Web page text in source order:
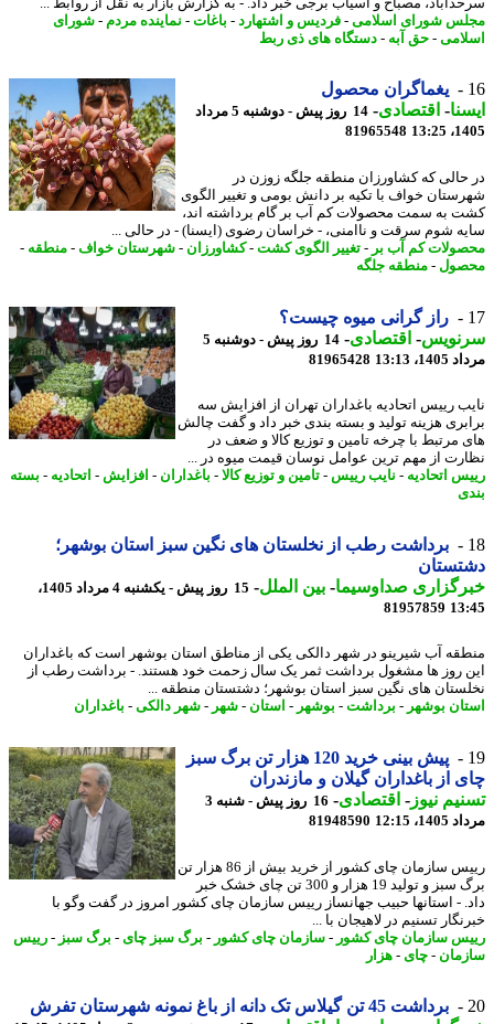
شورای اسلامی-فردیس و اشتهارد-باغات-نماینده مردم- شورای
-حق آبه- دستگاه های ذی ربط
یغماگران محصول
-اقتصادی-
14 روز پیش - دوشنبه 5 مرداد
81965548
که کشاورزان منطقه جلگه زوزن در
خواف با تکیه بر دانش بومی و تغییر الگوی
به سمت محصولات کم آب بر گام برداشته اند،
شوم سرقت و ناامنی، - خراسان رضوی (ایسنا) - در حالی ...
کم آب بر- تغییر الگوی کشت-کشاورزان - شهرستان خواف- منطقه-
-منطقه جلگه
راز گرانی میوه چیست؟
-اقتصادی-
14 روز پیش - دوشنبه 5
13:13
81965428
رییس اتحادیه باغداران تهران از افزایش سه
هزینه تولید و بسته بندی خبر داد و گفت چالش
مرتبط با چرخه تامین و توزیع کالا و ضعف در
از مهم ترین عوامل نوسان قیمت میوه در ...
اتحادیه-نایب رییس -تامین و توزیع کالا-باغداران - افزایش -اتحادیه-بسته
برداشت رطب از نخلستان های نگین سبز استان بوشهر؛
صداوسیما-بین الملل-
15 روز پیش - یکشنبه 4 مرداد 1405،
81957859
آب شیرینو در شهر دالکی یکی از مناطق استان بوشهر است که باغداران
روز ها مشغول برداشت ثمر یک سال زحمت خود هستند. - برداشت رطب از
های نگین سبز استان بوشهر؛ دشتستان منطقه ...
بوشهر-برداشت -بوشهر-استان-شهر -شهر دالکی -باغداران
پیش بینی خرید 120 هزار تن برگ سبز
از باغداران گیلان و مازندران
نیوز-اقتصادی-
16 روز پیش - شنبه 3
12:15
81948590
رییس سازمان چای کشور از خرید بیش از 86 هزار تن
برگ سبز و تولید 19 هزار و 300 تن چای خشک خبر
- استانها حبیب جهانساز رییس سازمان چای کشور امروز در گفت وگو با
تسنیم در لاهیجان با ...
سازمان چای کشور-سازمان چای کشور-برگ سبز چای -برگ سبز -رییس
-چای -هزار
برداشت 45 تن گیلاس تک دانه از باغ نمونه شهرستان تفرش